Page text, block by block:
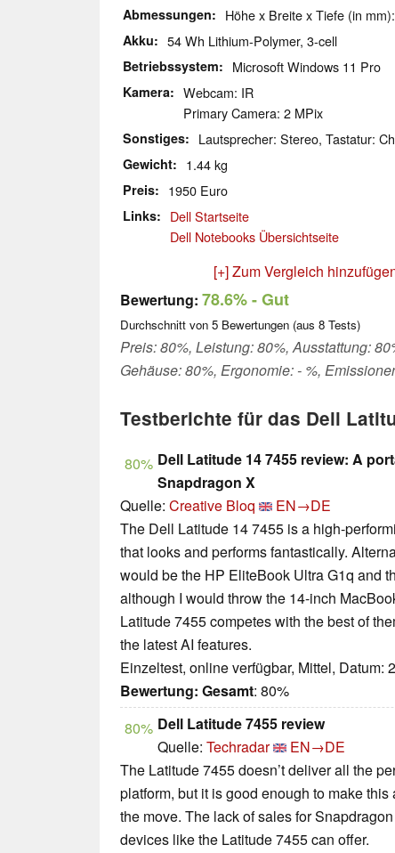
Abmessungen Höhe x Breite x Tiefe (in
Akku 54 Wh Lithium-Polymer, 3-cell
Betriebssystem Microsoft Windows 11 Pro
Kamera
Webcam: IR
Primary Camera: 2 MPix
Sonstiges Lautsprecher: Stereo, Tastatur:
Gewicht 1.44 kg
Preis 1950 Euro
Links
Dell Startseite
Dell Notebooks Übersichtseite
[+] Zum Vergleich
Bewertung: 78.6%- Gut
Durchschnitt von 5 Bewertungen (aus 8 Tests)
Preis: 80%, Leistung: 80%, Ausstattung:
Gehäuse: 80%, Ergonomie: - %,
Testberichte für das Dell
80% Dell Latitude 14 7455 review: A
Snapdragon X
Quelle: Creative Bloq
EN→DE
The Dell Latitude 14 7455 is a high-
that looks and performs fantastically.
would be the HP EliteBook Ultra G1q and
although I would throw the 14-inch
Latitude 7455 competes with the best of
the latest AI features.
Einzeltest, online verfügbar, Mittel, Datum:
Bewertung: Gesamt: 80%
80% Dell Latitude 7455 review
Quelle: Techradar
EN→DE
The Latitude 7455 doesn’t deliver all the
platform, but it is good enough to make
the move. The lack of sales for
devices like the Latitude 7455 can offer.